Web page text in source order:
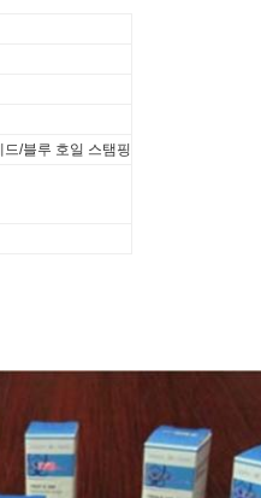
/블루 호일 스탬핑